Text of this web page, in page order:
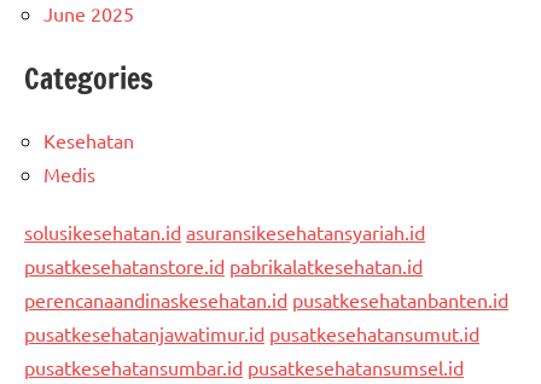
June 2025
Categories
Kesehatan
Medis
solusikesehatan.id asuransikesehatansyariah.id
pusatkesehatanstore.id pabrikalatkesehatan.id
perencanaandinaskesehatan.id pusatkesehatanbanten.id
pusatkesehatanjawatimur.id pusatkesehatansumut.id
pusatkesehatansumbar.id pusatkesehatansumsel.id